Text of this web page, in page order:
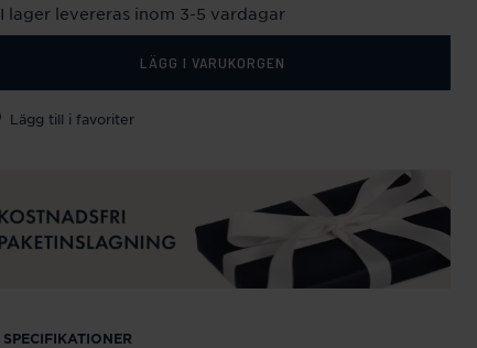
I lager levereras inom 3-5 vardagar
LÄGG I VARUKORGEN
Lägg till i favoriter
SPECIFIKATIONER